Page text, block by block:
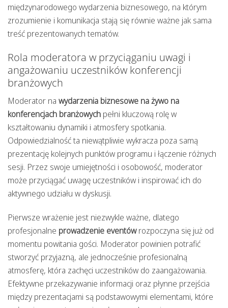
międzynarodowego wydarzenia biznesowego, na którym
zrozumienie i komunikacja stają się równie ważne jak sama
treść prezentowanych tematów.
Rola moderatora w przyciąganiu uwagi i
angażowaniu uczestników konferencji
branżowych
Moderator na wydarzenia biznesowe na żywo na
konferencjach branżowych pełni kluczową rolę w
kształtowaniu dynamiki i atmosfery spotkania.
Odpowiedzialność ta niewątpliwie wykracza poza samą
prezentację kolejnych punktów programu i łączenie różnych
sesji. Przez swoje umiejętności i osobowość, moderator
może przyciągać uwagę uczestników i inspirować ich do
aktywnego udziału w dyskusji.
Pierwsze wrażenie jest niezwykle ważne, dlatego
profesjonalne prowadzenie eventówrozpoczyna się już od
momentu powitania gości. Moderator powinien potrafić
stworzyć przyjazną, ale jednocześnie profesionalną
atmosferę, która zachęci uczestników do zaangażowania.
Efektywne przekazywanie informacji oraz płynne przejścia
między prezentacjami są podstawowymi elementami, które